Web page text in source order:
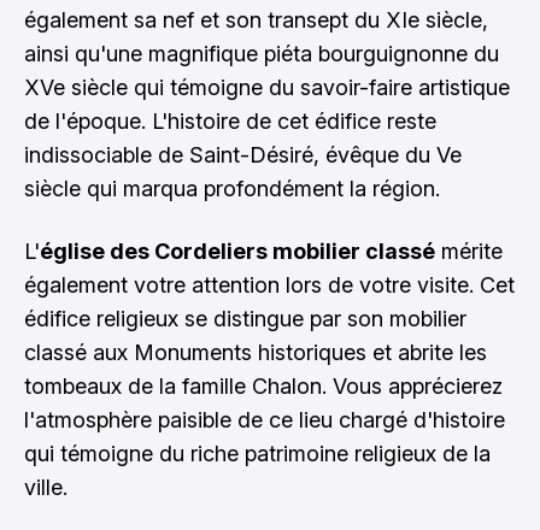
également sa nef et son transept du XIe siècle,
ainsi qu'une magnifique piéta bourguignonne du
XVe siècle qui témoigne du savoir-faire artistique
de l'époque. L'histoire de cet édifice reste
indissociable de Saint-Désiré, évêque du Ve
siècle qui marqua profondément la région.
L'église des Cordeliers mobilier classé mérite
également votre attention lors de votre visite. Cet
édifice religieux se distingue par son mobilier
classé aux Monuments historiques et abrite les
tombeaux de la famille Chalon. Vous apprécierez
l'atmosphère paisible de ce lieu chargé d'histoire
qui témoigne du riche patrimoine religieux de la
ville.